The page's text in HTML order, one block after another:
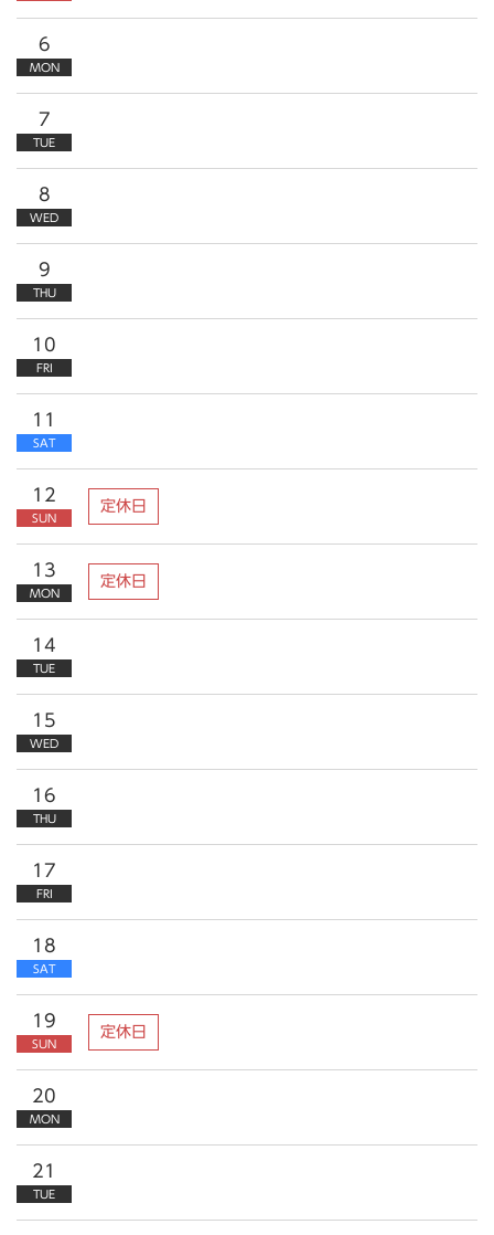
6
MON
7
TUE
8
WED
9
THU
10
FRI
11
SAT
12
SUN
定休日
13
MON
定休日
14
TUE
15
WED
16
THU
17
FRI
18
SAT
19
SUN
定休日
20
MON
21
TUE